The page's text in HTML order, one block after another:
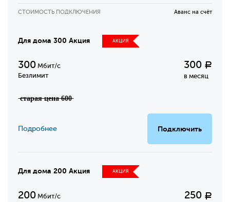
СТОИМОСТЬ ПОДКЛЮЧЕНИЯ Аванс на счёт
Для дома 300 Акция АКЦИЯ
300 Мбит/с
Безлимит
300 Р
в месяц
̶с̶т̶а̶р̶а̶я̶ ̶ц̶е̶н̶а̶ ̶6̶0̶0̶
Подключить
Подробнее
Для дома 200 Акция АКЦИЯ
200 Мбит/с
250 Р